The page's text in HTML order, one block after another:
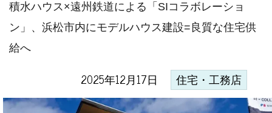
積水ハウス×遠州鉄道による「SIコラボレーショ
ン」、浜松市内にモデルハウス建設=良質な住宅供
給へ
2025年12月17日 住宅・工務店